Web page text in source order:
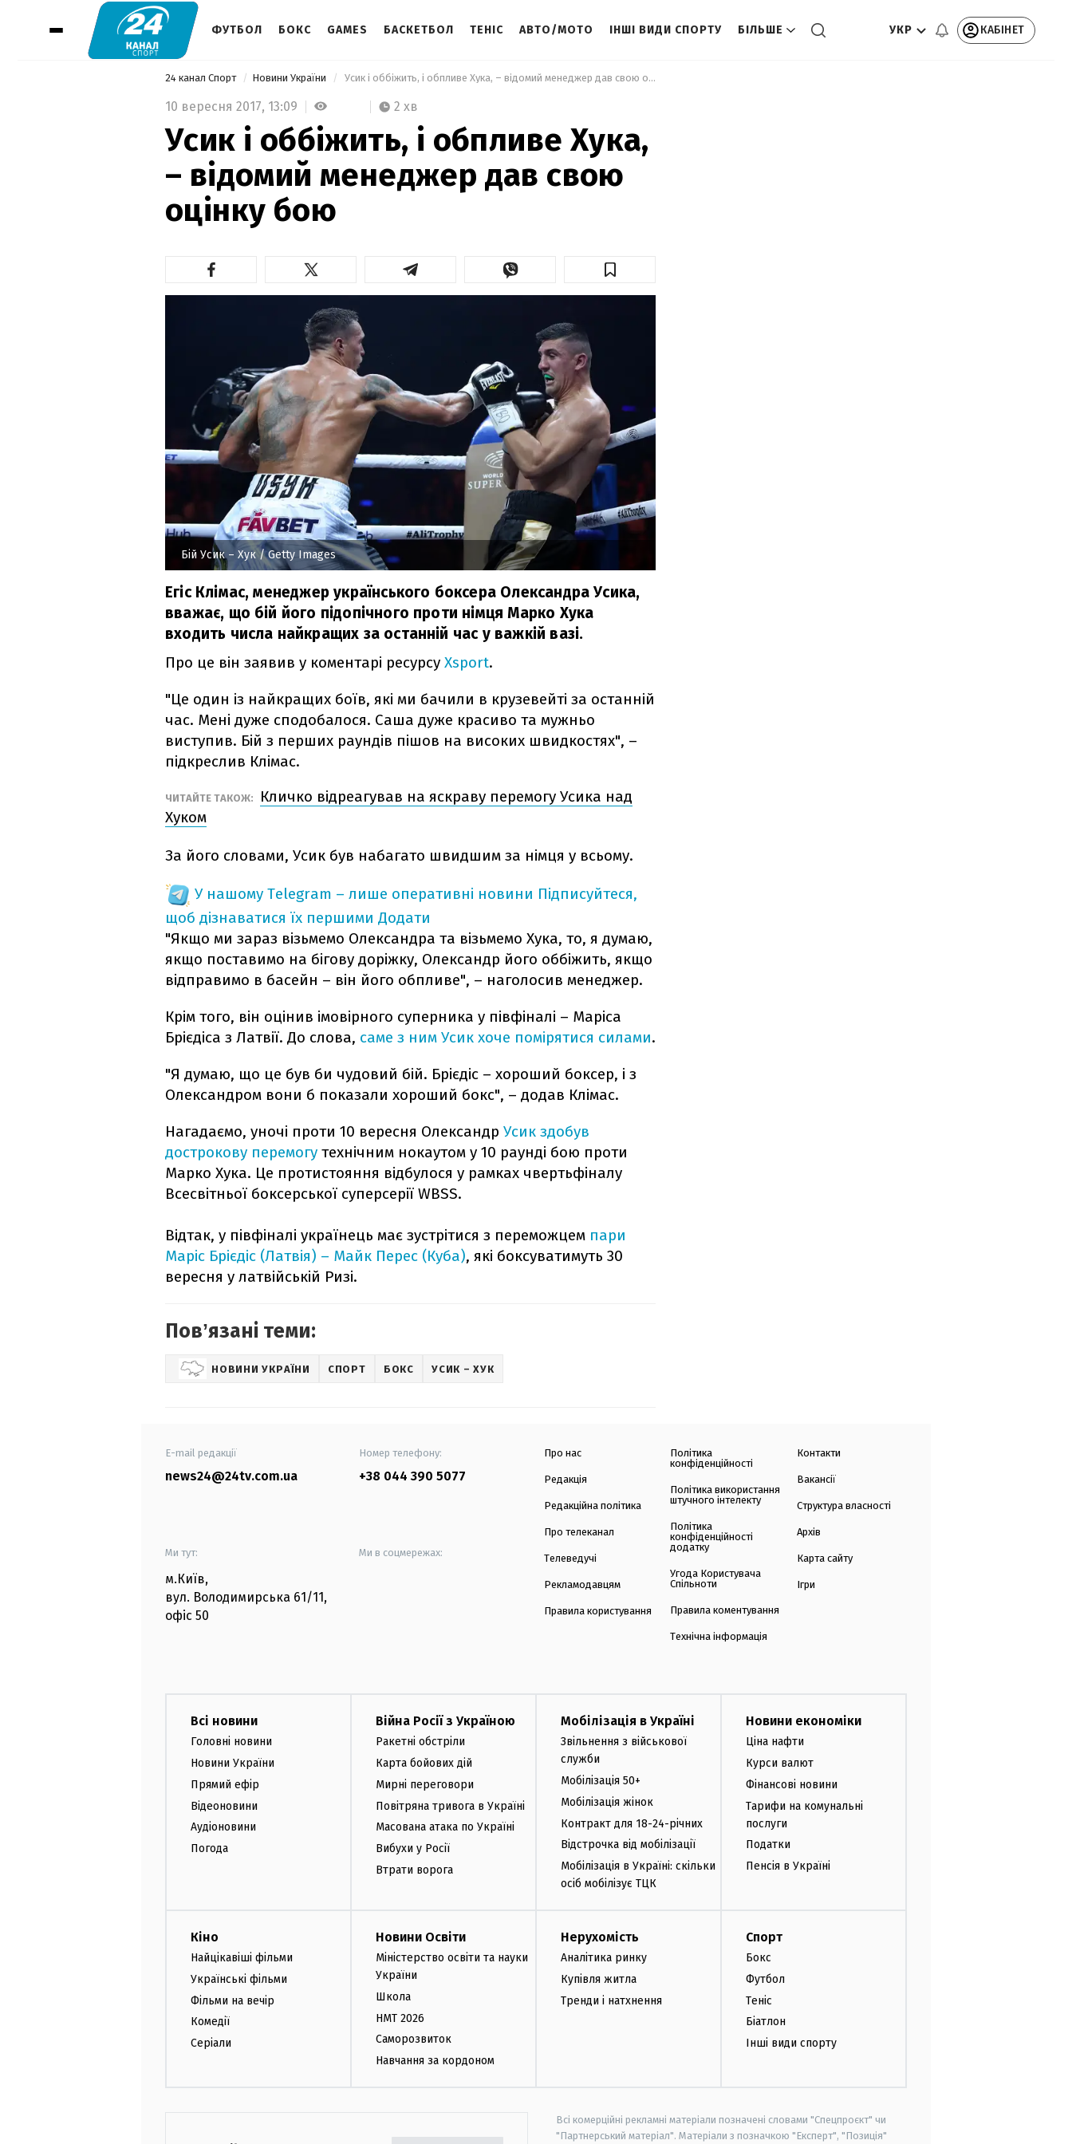
ФУТБОЛ БОКС GAMES БАСКЕТБОЛ ТЕНІС АВТО/МОТО ІНШІ ВИДИ СПОРТУ БІЛЬШЕ УКР КАБІНЕТ
24 канал Спорт Новини України Усик і оббіжить, і обпливе Хука, – відомий менеджер дав свою оцінку бою
10 вересня 2017, 13:09 2 хв
Усик і оббіжить, і обпливе Хука,
– відомий менеджер дав свою
оцінку бою
Бій Усик – Хук / Getty Images
Егіс Клімас, менеджер українського боксера Олександра Усика,
вважає, що бій його підопічного проти німця Марко Хука
входить числа найкращих за останній час у важкій вазі.
Про це він заявив у коментарі ресурсу Xsport.
"Це один із найкращих боїв, які ми бачили в крузевейті за останній
час. Мені дуже сподобалося. Саша дуже красиво та мужньо
виступив. Бій з перших раундів пішов на високих швидкостях", –
підкреслив Клімас.
ЧИТАЙТЕ ТАКОЖ:
Кличко відреагував на яскраву перемогу Усика над
Хуком
За його словами, Усик був набагато швидшим за німця у всьому.
У нашому Telegram – лише оперативні новини Підписуйтеся,
щоб дізнаватися їх першими Додати
"Якщо ми зараз візьмемо Олександра та візьмемо Хука, то, я думаю,
якщо поставимо на бігову доріжку, Олександр його оббіжить, якщо
відправимо в басейн – він його обпливе", – наголосив менеджер.
Крім того, він оцінив імовірного суперника у півфіналі – Маріса
Брієдіса з Латвії. До слова, саме з ним Усик хоче помірятися силами.
"Я думаю, що це був би чудовий бій. Брієдіс – хороший боксер, і з
Олександром вони б показали хороший бокс", – додав Клімас.
Нагадаємо, уночі проти 10 вересня Олександр Усик здобув
дострокову перемогу технічним нокаутом у 10 раунді бою проти
Марко Хука. Це протистояння відбулося у рамках чвертьфіналу
Всесвітньої боксерської суперсерії WBSS.
Відтак, у півфіналі українець має зустрітися з переможцем пари
Маріс Брієдіс (Латвія) – Майк Перес (Куба), які боксуватимуть 30
вересня у латвійській Ризі.
Повʼязані теми:
НОВИНИ УКРАЇНИ СПОРТ БОКС УСИК – ХУК
E-mail редакції
news24@24tv.com.ua
Номер телефону:
+38 044 390 5077
Ми тут:
м.Київ,
вул. Володимирська 61/11,
офіс 50
Ми в соцмережах:
Про нас
Редакція
Редакційна політика
Про телеканал
Телеведучі
Рекламодавцям
Правила користування
Політика
конфіденційності
Політика використання
штучного інтелекту
Політика
конфіденційності
додатку
Угода Користувача
Спільноти
Правила коментування
Технічна інформація
Контакти
Вакансії
Структура власності
Архів
Карта сайту
Ігри
Всі новини
Головні новини
Новини України
Прямий ефір
Відеоновини
Аудіоновини
Погода
Війна Росії з Україною
Ракетні обстріли
Карта бойових дій
Мирні переговори
Повітряна тривога в Україні
Масована атака по Україні
Вибухи у Росії
Втрати ворога
Мобілізація в Україні
Звільнення з військової
служби
Мобілізація 50+
Мобілізація жінок
Контракт для 18-24-річних
Відстрочка від мобілізації
Мобілізація в Україні: скільки
осіб мобілізує ТЦК
Новини економіки
Ціна нафти
Курси валют
Фінансові новини
Тарифи на комунальні
послуги
Податки
Пенсія в Україні
Кіно
Найцікавіші фільми
Українські фільми
Фільми на вечір
Комедії
Серіали
Новини Освіти
Міністерство освіти та науки
України
Школа
НМТ 2026
Саморозвиток
Навчання за кордоном
Нерухомість
Аналітика ринку
Купівля житла
Тренди і натхнення
Спорт
Бокс
Футбол
Теніс
Біатлон
Інші види спорту
Всі комерційні рекламні матеріали позначені словами "Спецпроєкт" чи
"Партнерський матеріал". Матеріали з позначкою "Експерт", "Позиція"